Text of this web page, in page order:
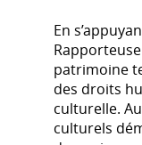
En
patrimoine
des droits
culturelle.
culturels